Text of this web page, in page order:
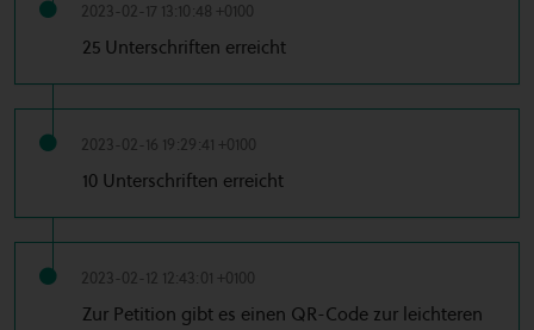
2023-02-17 13:10:48 +0100
25 Unterschriften erreicht
2023-02-16 19:29:41 +0100
10 Unterschriften erreicht
2023-02-12 12:43:01 +0100
Zur Petition gibt es einen QR-Code zur leichteren